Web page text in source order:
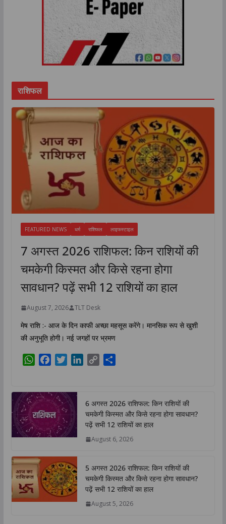
राशिफल
FEATURED NEWS धर्म राशिफल लाइफस्टाइल
7 अगस्त 2026 राशिफल: किन राशियों की
चमकेगी किस्मत और किसे रहना होगा
सावधान? पढ़ें सभी 12 राशियों का हाल
August 7, 2026 TLT Desk
मेष राशि :- आज के दिन काफी अच्छा महसूस करेंगे। मानसिक रूप से खुशी
की अनुभूति होगी। नई जगहों पर भ्रमण
W
t
s
A
p
e
b
o
o
t
t
e
r
e
d
n
L
i
k
e
6 अगस्त 2026 राशिफल: किन राशियों की
चमकेगी किस्मत और किसे रहना होगा सावधान?
पढ़ें सभी 12 राशियों का हाल
August 6, 2026
5 अगस्त 2026 राशिफल: किन राशियों की
चमकेगी किस्मत और किसे रहना होगा सावधान?
पढ़ें सभी 12 राशियों का हाल
August 5, 2026